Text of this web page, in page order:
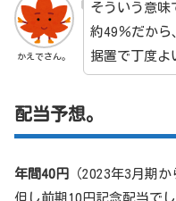
かえでさん。
そういう意味
約49％だから
据置で丁度よ
配当予想。
年間40円 （2023年3月期か
但し前期10円記念配当で